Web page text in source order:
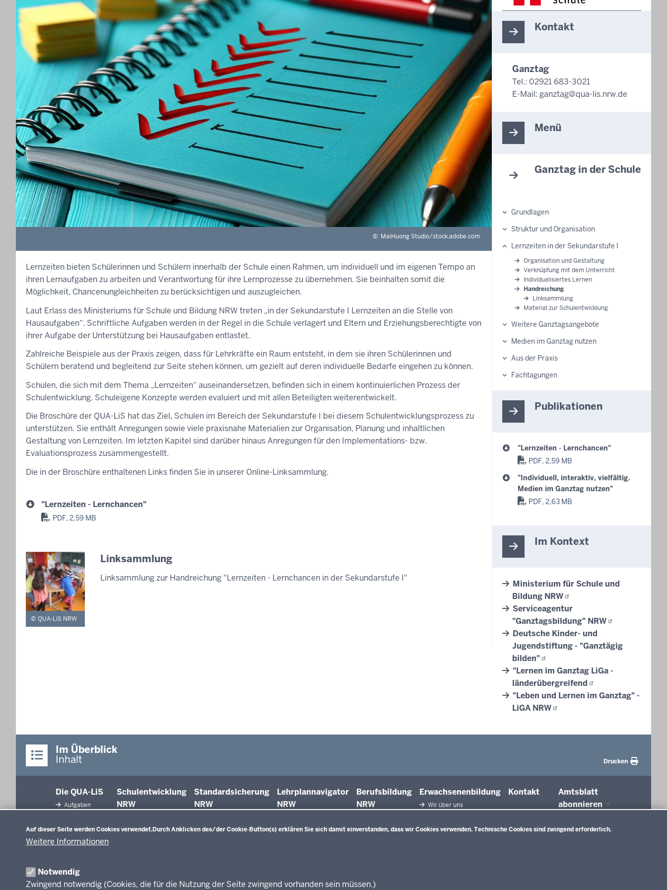
Auf dieser Seite werden Cookies verwendet.Durch Anklicken des/der Cookie-Button(s) erklären Sie sich damit einverstanden, dass wir Cookies verwenden. Technische Cookies sind zwingend erforderlich.
Weitere Informationen
Notwendig
Zwingend notwendig (Cookies, die für die Nutzung der Seite zwingend vorhanden sein müssen.)
© MaiHuong Studio/stock.adobe.com
Lernzeiten bieten Schülerinnen und Schülern innerhalb der Schule einen Rahmen, um individuell und im eigenen Tempo an
ihren Lernaufgaben zu arbeiten und Verantwortung für ihre Lernprozesse zu übernehmen. Sie beinhalten somit die
Möglichkeit, Chancenungleichheiten zu berücksichtigen und auszugleichen.
Laut Erlass des Ministeriums für Schule und Bildung NRW treten „in der Sekundarstufe I Lernzeiten an die Stelle von
Hausaufgaben“. Schriftliche Aufgaben werden in der Regel in die Schule verlagert und Eltern und Erziehungsberechtigte von
ihrer Aufgabe der Unterstützung bei Hausaufgaben entlastet.
Zahlreiche Beispiele aus der Praxis zeigen, dass für Lehrkräfte ein Raum entsteht, in dem sie ihren Schülerinnen und
Schülern beratend und begleitend zur Seite stehen können, um gezielt auf deren individuelle Bedarfe eingehen zu können.
Schulen, die sich mit dem Thema „Lernzeiten“ auseinandersetzen, befinden sich in einem kontinuierlichen Prozess der
Schulentwicklung. Schuleigene Konzepte werden evaluiert und mit allen Beteiligten weiterentwickelt.
Die Broschüre der QUA-LiS hat das Ziel, Schulen im Bereich der Sekundarstufe I bei diesem Schulentwicklungsprozess zu
unterstützen. Sie enthält Anregungen sowie viele praxisnahe Materialien zur Organisation, Planung und inhaltlichen
Gestaltung von Lernzeiten. Im letzten Kapitel sind darüber hinaus Anregungen für den Implementations- bzw.
Evaluationsprozess zusammengestellt.
Die in der Broschüre enthaltenen Links finden Sie in unserer Online-Linksammlung.
"Lernzeiten - Lernchancen"
PDF, 2,59 MB
QUA-LiS NRW
Linksammlung
Linksammlung zur Handreichung "Lernzeiten - Lernchancen in der Sekundarstufe I"
Kontakt
Ganztag
Tel.: 02921 683-3021
E-Mail: ganztag@qua-lis.nrw.de
Menü
Ganztag in der Schule
Grundlagen
Struktur und Organisation
Lernzeiten in der Sekundarstufe I
Organisation und Gestaltung
Verknüpfung mit dem Unterricht
Individualisiertes Lernen
Handreichung
Linksammlung
Material zur Schulentwicklung
Weitere Ganztagsangebote
Medien im Ganztag nutzen
Aus der Praxis
Fachtagungen
Publikationen
"Lernzeiten - Lernchancen"
PDF, 2,59 MB
"Individuell, interaktiv, vielfältig.
Medien im Ganztag nutzen"
PDF, 2,63 MB
Im Kontext
Ministerium für Schule und
Bildung NRW
Serviceagentur
"Ganztagsbildung" NRW
Deutsche Kinder- und
Jugendstiftung - "Ganztägig
bilden"
"Lernen im Ganztag LiGa -
länderübergreifend
"Leben und Lernen im Ganztag" -
LiGA NRW
Im Überblick
Inhalt Drucken
Die QUA-LiS
Aufgaben
Veranstaltungen
Veröffentlichungen
Organisation
Schulentwicklung
NRW
Unterricht
Standardsicherung
NRW
Lehrplannavigator
NRW
Berufsbildung
NRW
Erwachsenenbildung
Wir über uns
Kontakt
Amtsblatt
abonnieren